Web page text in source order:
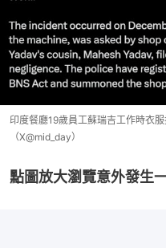
印度餐廳19歲員工蘇瑞吉工作時衣
（X@mid_day）
點圖放大瀏覽意外發生